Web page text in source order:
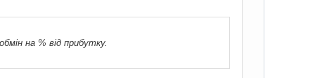
на % від прибутку.